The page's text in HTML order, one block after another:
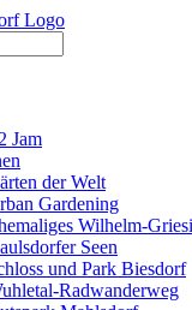
Jam
der Welt
Gardening
Wilhelm-
Seen
und Park Biesdorf
Radwanderweg